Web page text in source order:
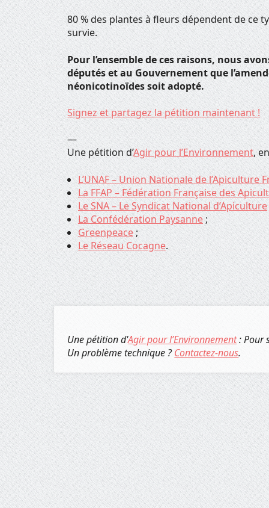
80 % des plantes à fleurs dépendent de ce
survie.
Pour l’ensemble de ces raisons, nous
députés et au Gouvernement que
néonicotinoïdes soit adopté.
Signez et partagez la pétition maintenant !
—
Une pétition d’Agir pour l’Environnement,
L’UNAF – Union Nationale de l’Apiculture
La FFAP – Fédération Française des
Le SNA – Le Syndicat National d’Apiculture
La Confédération Paysanne;
Greenpeace;
Le Réseau Cocagne.
Une pétition d'Agir pour l’Environnement: Pour
Un problème technique ?Contactez-nous.